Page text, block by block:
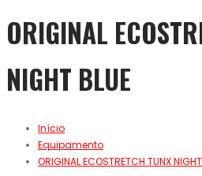
ORIGINAL
NIGHT BLUE
Início
Equipamento
ORIGINAL ECOSTRETCH TUNX